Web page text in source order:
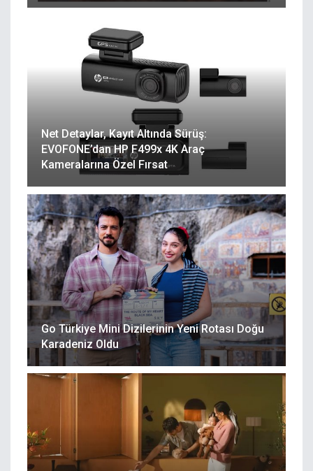
Net Detaylar, Kayıt Altında Sürüş:
EVOFONE’dan HP F499x 4K Araç
Kameralarına Özel Fırsat
Go Türkiye Mini Dizilerinin Yeni Rotası Doğu
Karadeniz Oldu